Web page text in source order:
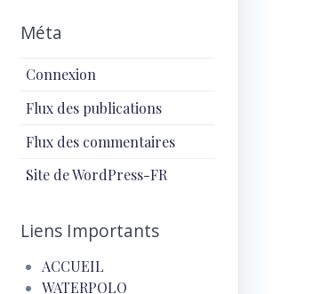
Méta
Connexion
Flux des publications
Flux des commentaires
Site de WordPress-FR
Liens Importants
ACCUEIL
WATERPOLO